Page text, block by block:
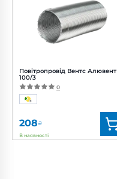
Діаметр:
100 мм
Потужність:
2 Вт
Рівень шуму:22 дБ(А)
Повітропровід Вентс
100/3
0
208₴
В наявності